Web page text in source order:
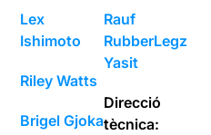
Lex
Ishimoto
Riley Watts
Brigel Gjoka
Rauf
RubberLegz
Yasit
Direcció
tècnica: